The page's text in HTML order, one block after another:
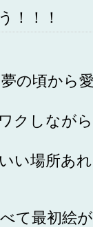
！！！
の頃から
クしなが
い場所あ
て最初絵